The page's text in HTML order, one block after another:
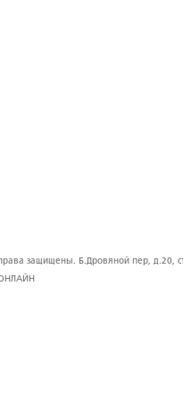
защищены. Б.Дровяной пер, д.20,